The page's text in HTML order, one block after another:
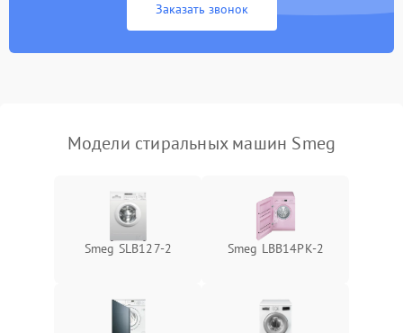
Заказать звонок
Модели стиральных машин Smeg
Smeg SLB127-2 Smeg LBB14PK-2